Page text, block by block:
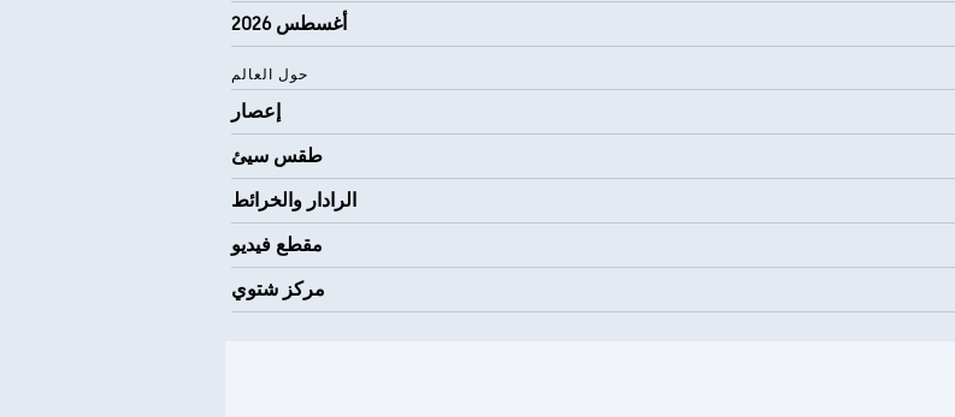
أغسطس 2026
حول العالم
إعصار
طقس سيئ
الرادار والخرائط
مقطع فيديو
مركز شتوي